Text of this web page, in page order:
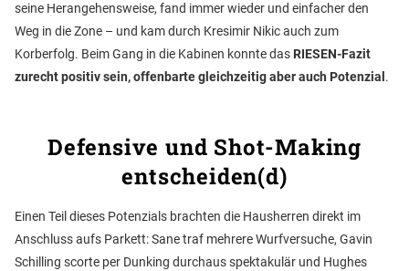
seine Herangehensweise, fand immer wieder und einfacher den
Weg in die Zone – und kam durch Kresimir Nikic auch zum
Korberfolg. Beim Gang in die Kabinen konnte das RIESEN-Fazit
zurecht positiv sein, offenbarte gleichzeitig aber auch Potenzial .
Defensive und Shot-Making
entscheiden(d)
Einen Teil dieses Potenzials brachten die Hausherren direkt im
Anschluss aufs Parkett: Sane traf mehrere Wurfversuche, Gavin
Schilling scorte per Dunking durchaus spektakulär und Hughes